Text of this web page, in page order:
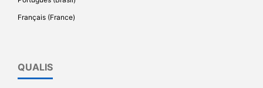
Français (France)
QUALIS